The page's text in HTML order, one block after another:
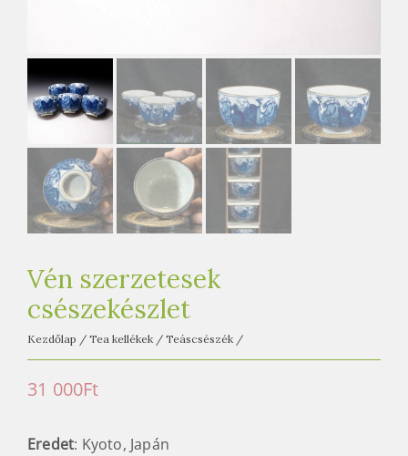
e
a
h
á
z
Vén szerzetesek
csészekészlet
Kezdőlap / Tea kellékek / Teáscsészék /
31 000Ft
Eredet: Kyoto, Japán